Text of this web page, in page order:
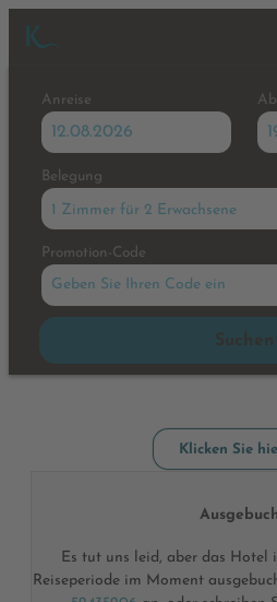
Anreise
Belegung
1 Zimmer für 2 Erwachsene
Promotion-Code
Geben Sie Ihren Code ein
Hotel Karlwirt -
Klicken Sie
Es tut uns leid, aber das Hotel
Reiseperiode im Moment